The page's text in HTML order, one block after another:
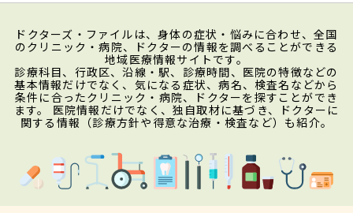
ドクターズ・ファイルは、身体の症状・悩みに合わせ、全国
のクリニック・病院、ドクターの情報を調べることができる
地域医療情報サイトです。
診療科目、行政区、沿線・駅、診療時間、医院の特徴などの
基本情報だけでなく、気になる症状、病名、検査名などから
条件に合ったクリニック・病院、ドクターを探すことができ
ます。 医院情報だけでなく、独自取材に基づき、ドクターに
関する情報（診療方針や得意な治療・検査など）も紹介。